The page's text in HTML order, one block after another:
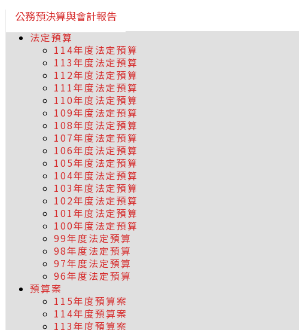
公務預決算與會計報告
法定預算
114年度法定預算
113年度法定預算
112年度法定預算
111年度法定預算
110年度法定預算
109年度法定預算
108年度法定預算
107年度法定預算
106年度法定預算
105年度法定預算
104年度法定預算
103年度法定預算
102年度法定預算
101年度法定預算
100年度法定預算
99年度法定預算
98年度法定預算
97年度法定預算
96年度法定預算
預算案
115年度預算案
114年度預算案
113年度預算案